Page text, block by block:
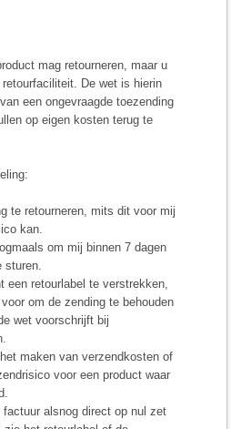
mag retourneren, maar u
De wet is hierin
een ongevraagde toezending
op eigen kosten terug te
te retourneren, mits dit voor mij
kan.
om mij binnen 7 dagen
sturen.
een retourlabel te verstrekken,
om de zending te behouden
wet voorschrijft bij
maken van verzendkosten of
voor een product waar
alsnog direct op nul zet